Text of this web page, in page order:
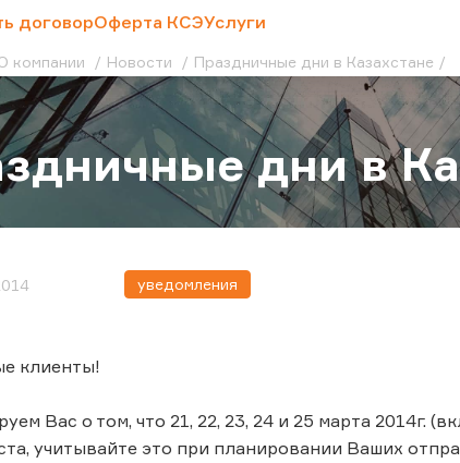
договорОферта КСЭУслуги
компании Новости Праздничные дни в Казахстане
дни в
уведомления
клиенты!
Вас о том, что 21, 22, 23, 24 и 25 марта 2014г.
учитывайте это при планировании Ваших